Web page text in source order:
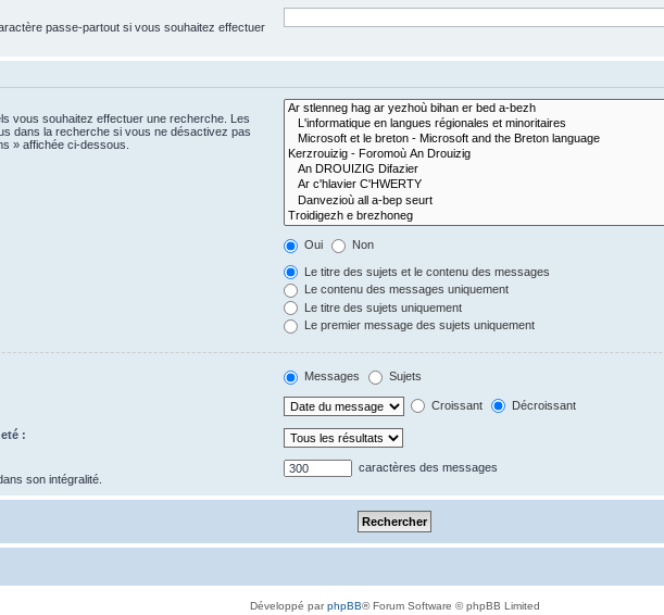
passe-partout si vous souhaitez effectuer
vous souhaitez effectuer une recherche. Les
dans la recherche si vous ne désactivez pas
» affichée ci-dessous.
Oui Non
Le titre des sujets et le contenu des messages
Le contenu des messages uniquement
Le titre des sujets uniquement
Le premier message des sujets uniquement
Messages Sujets
Croissant Décroissant
:
son intégralité.
caractères des messages
Développé parphpBB® Forum Software © phpBB Limited